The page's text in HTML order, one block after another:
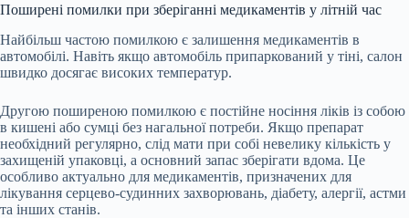
Поширені помилки при зберіганні медикаментів у літній час
Найбільш частою помилкою є залишення медикаментів в
автомобілі. Навіть якщо автомобіль припаркований у тіні, салон
швидко досягає високих температур.
Другою поширеною помилкою є постійне носіння ліків із собою
в кишені або сумці без нагальної потреби. Якщо препарат
необхідний регулярно, слід мати при собі невелику кількість у
захищеній упаковці, а основний запас зберігати вдома. Це
особливо актуально для медикаментів, призначених для
лікування серцево-судинних захворювань, діабету, алергії, астми
та інших станів.